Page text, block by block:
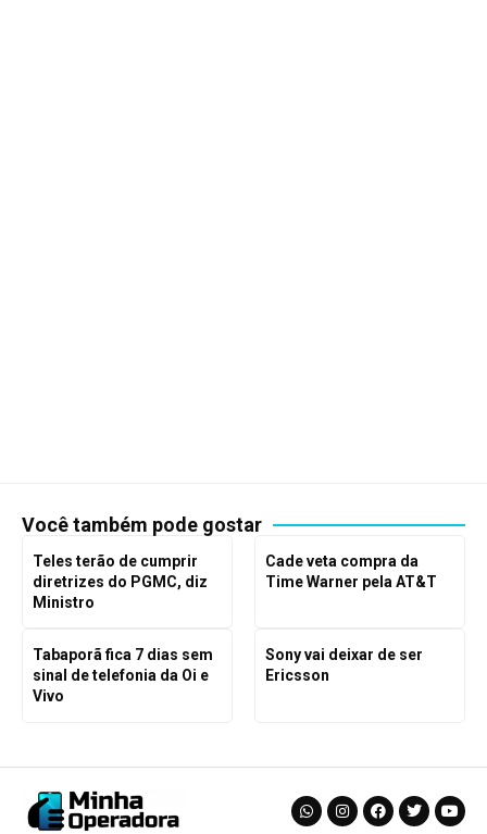
Você também pode gostar
Teles terão de cumprir
diretrizes do PGMC, diz
Ministro
Cade veta compra da
Time Warner pela AT&T
Tabaporã fica 7 dias sem
sinal de telefonia da Oi e
Vivo
Sony vai deixar de ser
Ericsson